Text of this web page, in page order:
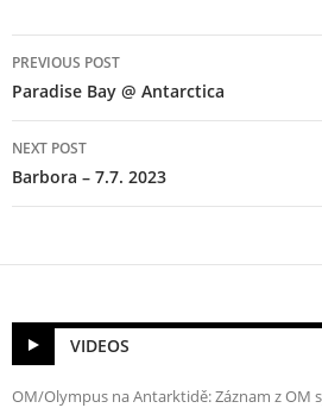
navigation
PREVIOUS POST
Paradise Bay @ Antarctica
NEXT POST
Barbora – 7.7. 2023
VIDEOS
OM/Olympus na Antarktidě: Záznam z OM